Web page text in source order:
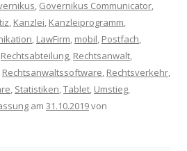
, Governikus Communicator,
, Kanzlei, Kanzleiprogramm,
, LawFirm, mobil, Postfach,
Rechtsabteilung, Rechtsanwalt,
Rechtsanwaltssoftware, Rechtsverkehr,
, Statistiken,Tablet, Umstieg,
am 31.10.2019von